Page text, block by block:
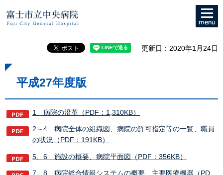
富士市立中央病院
メニュ
ー
更新日：2020年1月24日
平成27年度版
1 病院の沿革（PDF：1,310KB）
2～4 病院全体の組織図、病院の許可指定等の一覧、職員
の状況（PDF：191KB）
5、6 施設の概要、病院平面図（PDF：356KB）
7、8 病院総合情報システムの概要、主要医療機器（PD